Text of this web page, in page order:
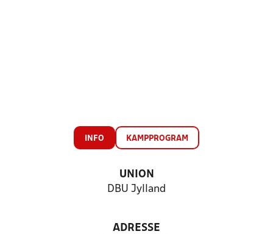
INFO KAMPPROGRAM
UNION
DBU Jylland
ADRESSE